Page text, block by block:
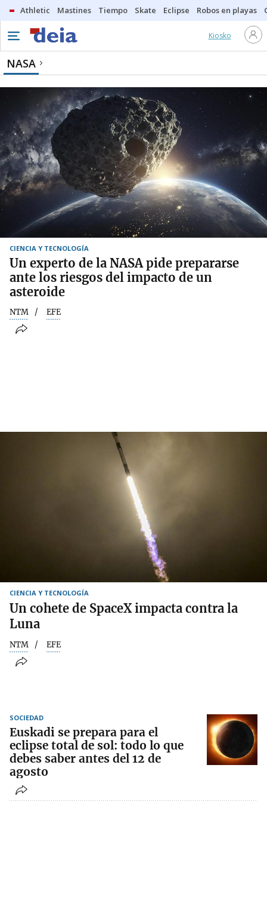
Athletic Mastines Tiempo Skate Eclipse Robos en playas
Kiosko
NASA
CIENCIA Y TECNOLOGÍA
Un experto de la NASA pide prepararse
ante los riesgos del impacto de un
asteroide
NTM EFE
CIENCIA Y TECNOLOGÍA
Un cohete de SpaceX impacta contra la
Luna
NTM EFE
SOCIEDAD
Euskadi se prepara para el
eclipse total de sol: todo lo que
debes saber antes del 12 de
agosto